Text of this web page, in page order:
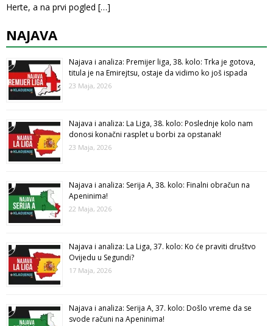
Herte, a na prvi pogled […]
NAJAVA
Najava i analiza: Premijer liga, 38. kolo: Trka je gotova,
titula je na Emirejtsu, ostaje da vidimo ko još ispada
23 Maja, 2026
Najava i analiza: La Liga, 38. kolo: Poslednje kolo nam
donosi konačni rasplet u borbi za opstanak!
23 Maja, 2026
Najava i analiza: Serija A, 38. kolo: Finalni obračun na
Apeninima!
22 Maja, 2026
Najava i analiza: La Liga, 37. kolo: Ko će praviti društvo
Ovijedu u Segundi?
17 Maja, 2026
Najava i analiza: Serija A, 37. kolo: Došlo vreme da se
svode računi na Apeninima!